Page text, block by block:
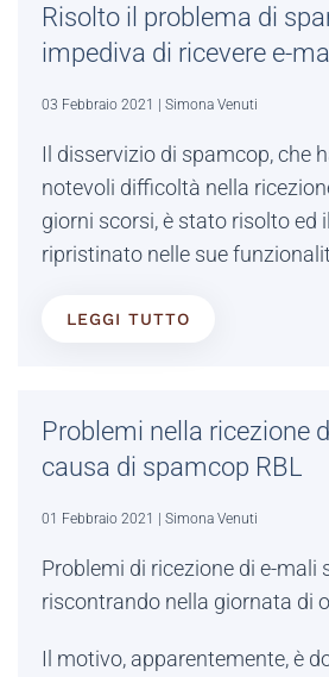
Risolto il problema di
impediva di ricevere e-
03 Febbraio 2021 | Simona Venuti
Il disservizio di spamcop, che
notevoli difficoltà nella
giorni scorsi, è stato risolto ed
ripristinato nelle sue
LEGGI TUTTO
Problemi nella ricezione
causa di spamcop RBL
01 Febbraio 2021 | Simona Venuti
Problemi di ricezione di e-mali
riscontrando nella giornata di
Il motivo, apparentemente, è